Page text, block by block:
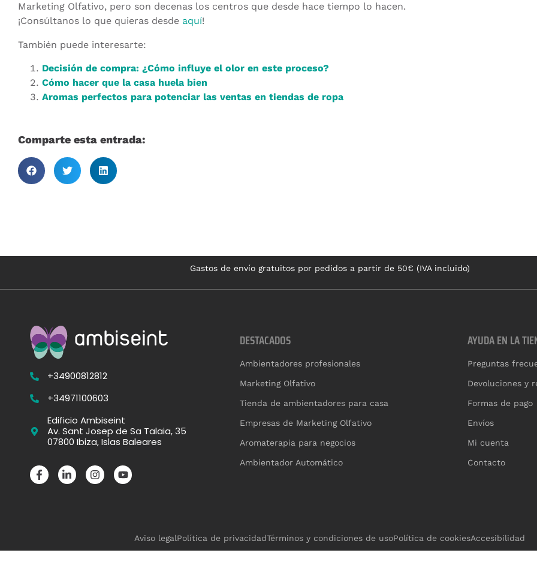
Marketing Olfativo, pero son decenas los centros que desde hace tiempo lo hacen.
¡Consúltanos lo que quieras desde aquí!
También puede interesarte:
Decisión de compra: ¿Cómo influye el olor en este proceso?
Cómo hacer que la casa huela bien
Aromas perfectos para potenciar las ventas en tiendas de ropa
Comparte esta entrada:
Gastos de envío gratuitos por pedidos a partir de 50€ (IVA incluido)
+34900812812
+34971100603
Edificio Ambiseint
Av. Sant Josep de Sa Talaia, 35
07800 Ibiza, Islas Baleares
DESTACADOS
Ambientadores profesionales
Marketing Olfativo
Tienda de ambientadores para casa
Empresas de Marketing Olfativo
Aromaterapia para negocios
Ambientador Automático
AYUDA EN LA
Preguntas
Devoluciones y
Formas de pago
Envíos
Mi cuenta
Contacto
Aviso legalPolítica de privacidadTérminos y condiciones de usoPolítica de cookiesAccesibilidad